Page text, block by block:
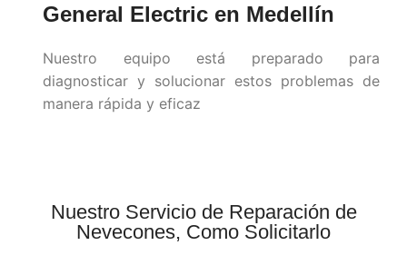
General Electric en Medellín
Nuestro equipo está preparado para
diagnosticar y solucionar estos problemas de
manera rápida y eficaz
Nuestro Servicio de Reparación de
Nevecones, Como Solicitarlo